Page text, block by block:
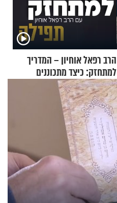
הרב רפאל אוחיון – המדריך
למתחזק: כיצד מתכוננים
לתפילה?